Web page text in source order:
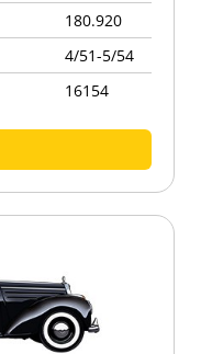
180.920
4/51-5/54
16154